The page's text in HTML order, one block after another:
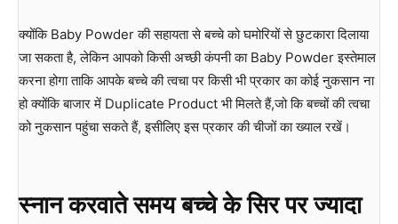
क्योंकि Baby Powder की सहायता से बच्चे को घमोरियों से छुटकारा दिलाया
जा सकता है, लेकिन आपको किसी अच्छी कंपनी का Baby Powder इस्तेमाल
करना होगा ताकि आपके बच्चे की त्वचा पर किसी भी प्रकार का कोई नुकसान ना
हो क्योंकि बाजार में Duplicate Product भी मिलते हैं,जो कि बच्चों की त्वचा
को नुकसान पहुंचा सकते हैं, इसीलिए इस प्रकार की चीजों का ख्याल रखें।
स्नान करवाते समय बच्चे के सिर पर ज्यादा